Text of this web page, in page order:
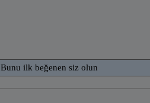
Bunu ilk beğenen siz olun